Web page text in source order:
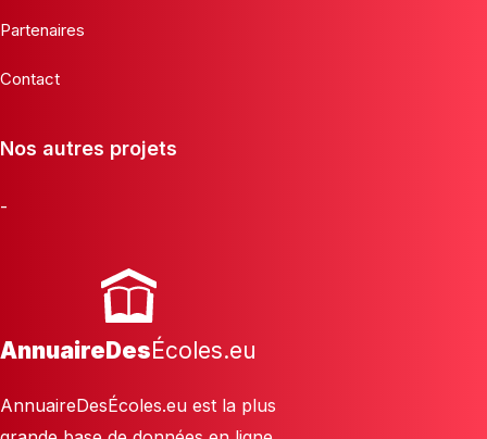
Partenaires
Contact
Nos autres projets
-
AnnuaireDesÉcoles.eu
AnnuaireDesÉcoles.eu est la plus